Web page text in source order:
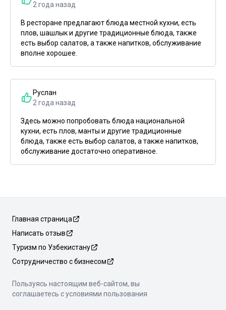
2 года назад
В ресторане предлагают блюда местной кухни, есть
плов, шашлык и другие традиционные блюда, также
есть выбор салатов, а также напитков, обслуживание
вполне хорошее.
Руслан
2 года назад
Здесь можно попробовать блюда национальной
кухни, есть плов, манты и другие традиционные
блюда, также есть выбор салатов, а также напитков,
обслуживание достаточно оперативное.
Главная страница
Написать отзыв
Туризм по Узбекистану
Сотрудничество с бизнесом
Пользуясь настоящим веб-сайтом, вы
соглашаетесь с условиями пользования